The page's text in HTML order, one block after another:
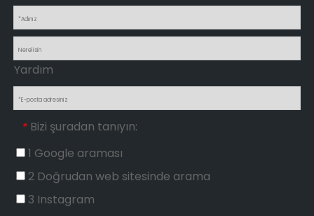
Yardım
* Bizi şuradan tanıyın:
1 Google araması
2 Doğrudan web sitesinde arama
3 Instagram